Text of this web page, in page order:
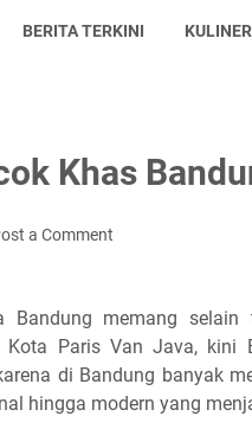
BERITA TERKINI KULINER
Khas
a Comment
memang selain
Paris Van Java, kini
di Bandung banyak
hingga modern yang